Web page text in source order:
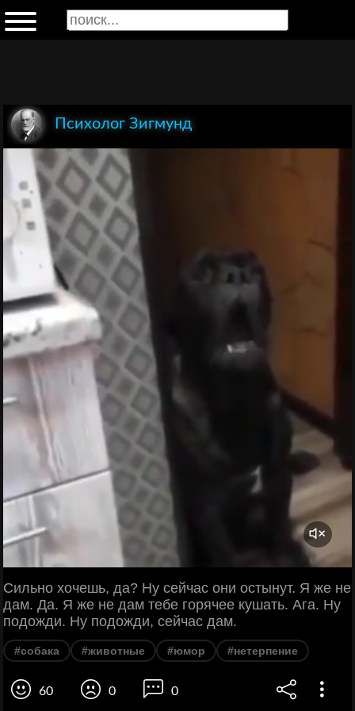
Психолог Зигмунд
Сильно хочешь, да? Ну сейчас они остынут. Я же не
дам. Да. Я же не дам тебе горячее кушать. Ага. Ну
подожди. Ну подожди, сейчас дам.
#собака #животные #юмор #нетерпение
60 0 0